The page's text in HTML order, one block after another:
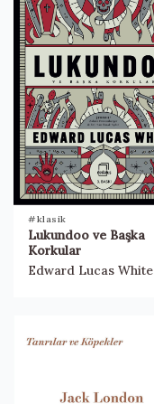
#klasik
Lukundoo ve Başka
Korkular
Edward Lucas White